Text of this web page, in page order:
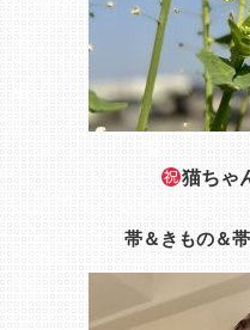
猫ちゃ
帯＆きもの＆